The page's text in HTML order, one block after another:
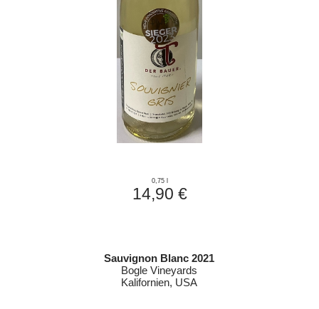
0,75 l
14,90 €
Sauvignon Blanc 2021
Bogle Vineyards
Kalifornien, USA